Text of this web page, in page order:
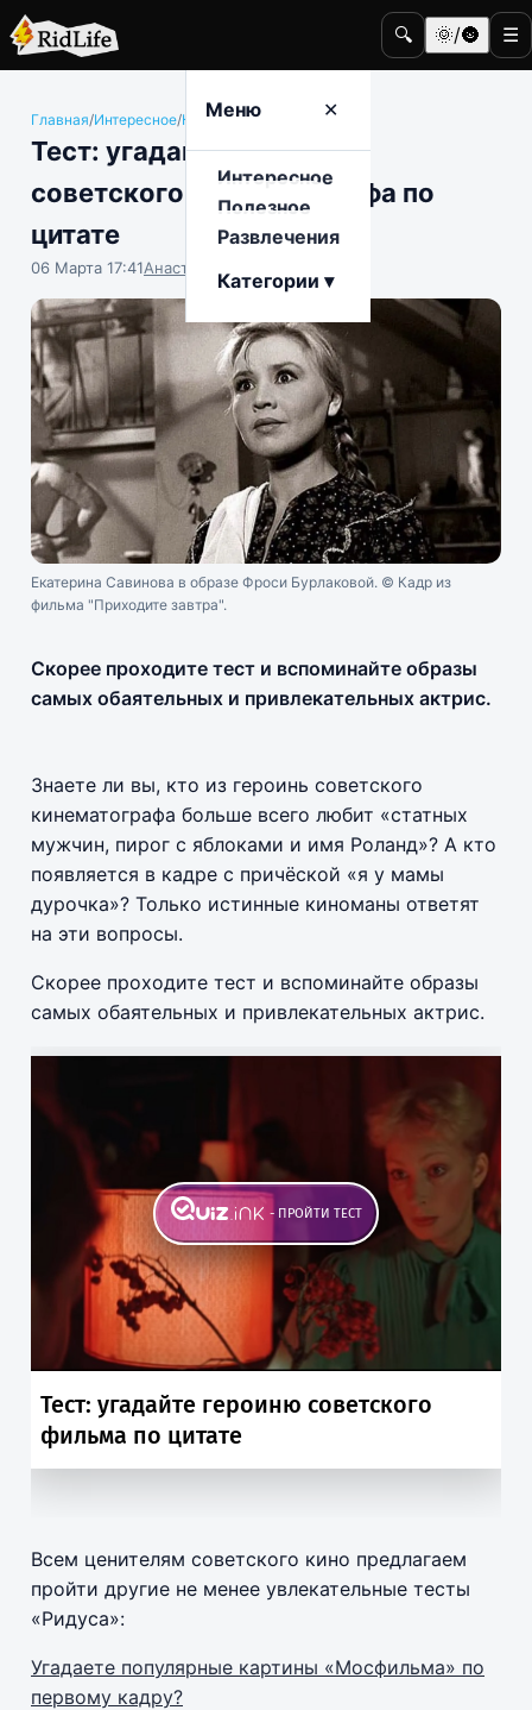
🔍 🌞/🌚 ☰
Меню ✕
Интересное
Полезное
Развлечения
Категории ▾
Главная/Интересное/Кино и телевидение
Тест: угадайте героиню
советского кинематографа по
цитате
06 Марта 17:41Анастасия Попова
Екатерина Савинова в образе Фроси Бурлаковой. © Кадр из
фильма "Приходите завтра".
Скорее проходите тест и вспоминайте образы
самых обаятельных и привлекательных актрис.
Знаете ли вы, кто из героинь советского
кинематографа больше всего любит «статных
мужчин, пирог с яблоками и имя Роланд»? А кто
появляется в кадре с причёской «я у мамы
дурочка»? Только истинные киноманы ответят
на эти вопросы.
Скорее проходите тест и вспоминайте образы
самых обаятельных и привлекательных актрис.
Всем ценителям советского кино предлагаем
пройти другие не менее увлекательные тесты
«Ридуса»:
Угадаете популярные картины «Мосфильма» по
первому кадру?